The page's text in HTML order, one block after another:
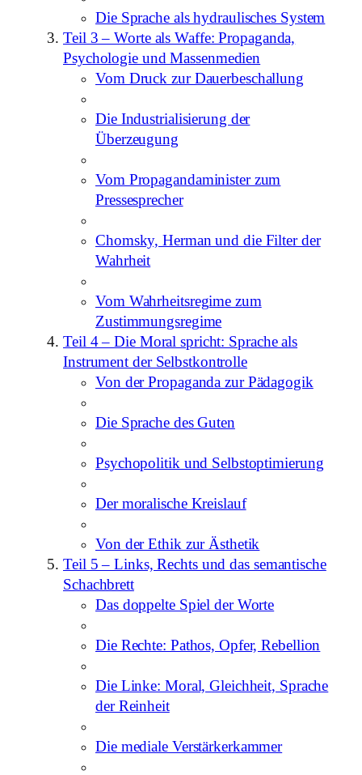
Die Sprache als hydraulisches System
Teil 3 – Worte als Waffe: Propaganda,
Psychologie und Massenmedien
Vom Druck zur Dauerbeschallung
Die Industrialisierung der
Überzeugung
Vom Propagandaminister zum
Pressesprecher
Chomsky, Herman und die Filter der
Wahrheit
Vom Wahrheitsregime zum
Zustimmungsregime
Teil 4 – Die Moral spricht: Sprache als
Instrument der Selbstkontrolle
Von der Propaganda zur Pädagogik
Die Sprache des Guten
Psychopolitik und Selbstoptimierung
Der moralische Kreislauf
Von der Ethik zur Ästhetik
Teil 5 – Links, Rechts und das semantische
Schachbrett
Das doppelte Spiel der Worte
Die Rechte: Pathos, Opfer, Rebellion
Die Linke: Moral, Gleichheit, Sprache
der Reinheit
Die mediale Verstärkerkammer